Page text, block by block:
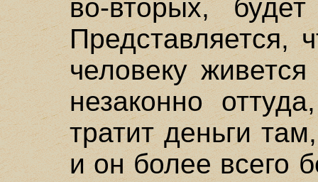
во-вторых,
Представляется,
человеку
незаконно
тратит деньги
и он более всего